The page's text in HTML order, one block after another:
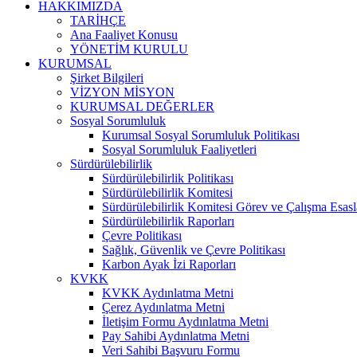
HAKKIMIZDA
TARİHÇE
Ana Faaliyet Konusu
YÖNETİM KURULU
KURUMSAL
Şirket Bilgileri
VİZYON MİSYON
KURUMSAL DEĞERLER
Sosyal Sorumluluk
Kurumsal Sosyal Sorumluluk Politikası
Sosyal Sorumluluk Faaliyetleri
Sürdürülebilirlik
Sürdürülebilirlik Politikası
Sürdürülebilirlik Komitesi
Sürdürülebilirlik Komitesi Görev ve Çalışma
Sürdürülebilirlik Raporları
Çevre Politikası
Sağlık, Güvenlik ve Çevre Politikası
Karbon Ayak İzi Raporları
KVKK
KVKK Aydınlatma Metni
Çerez Aydınlatma Metni
İletişim Formu Aydınlatma Metni
Pay Sahibi Aydınlatma Metni
Veri Sahibi Başvuru Formu